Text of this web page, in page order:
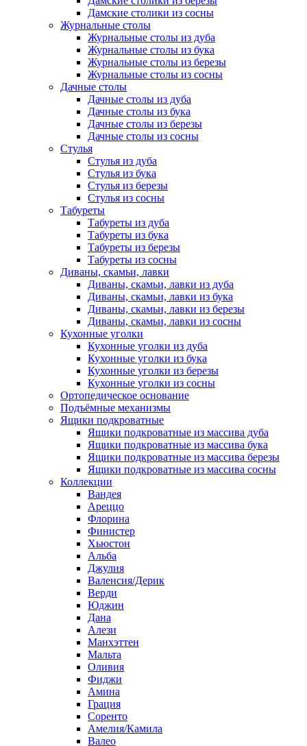
Дамские столики из сосны
Журнальные столы
Журнальные столы из дуба
Журнальные столы из бука
Журнальные столы из березы
Журнальные столы из сосны
Дачные столы
Дачные столы из дуба
Дачные столы из бука
Дачные столы из березы
Дачные столы из сосны
Стулья
Стулья из дуба
Стулья из бука
Стулья из березы
Стулья из сосны
Табуреты
Табуреты из дуба
Табуреты из бука
Табуреты из березы
Табуреты из сосны
Диваны, скамьи, лавки
Диваны, скамьи, лавки из дуба
Диваны, скамьи, лавки из бука
Диваны, скамьи, лавки из березы
Диваны, скамьи, лавки из сосны
Кухонные уголки
Кухонные уголки из дуба
Кухонные уголки из бука
Кухонные уголки из березы
Кухонные уголки из сосны
Ортопедическое основание
Подъёмные механизмы
Ящики подкроватные
Ящики подкроватные из массива дуба
Ящики подкроватные из массива бука
Ящики подкроватные из массива березы
Ящики подкроватные из массива сосны
Коллекции
Вандея
Ареццо
Флорина
Финистер
Хьюстон
Альба
Джулия
Валенсия/Дерик
Верди
Юджин
Дана
Алези
Манхэттен
Мальта
Оливия
Фиджи
Амина
Грация
Соренто
Амелия/Камила
Валео